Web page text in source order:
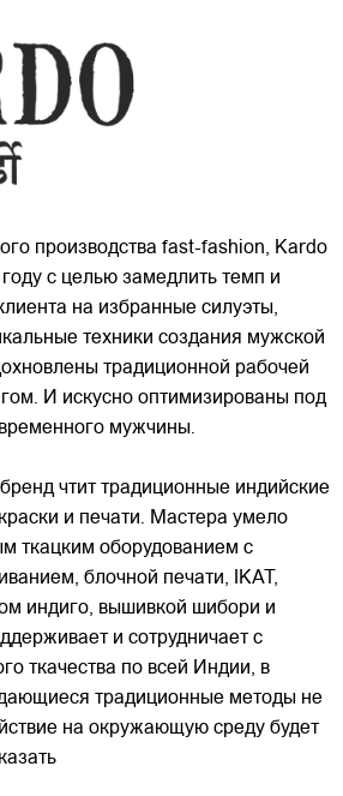
производства fast-fashion, Kardo
с целью замедлить темп и
на избранные силуэты,
техники создания мужской
традиционной рабочей
И искусно оптимизированы под
мужчины.
чтит традиционные индийские
и печати. Мастера умело
ткацким оборудованием с
блочной печати, IKAT,
индиго, вышивкой шибори и
и сотрудничает с
ткачества по всей Индии, в
традиционные методы не
на окружающую среду будет